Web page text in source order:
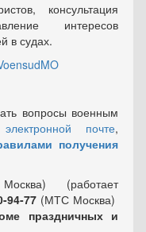
консультация
интересов
в судах.
вопросы военным
электронной почте,
получения
(работает
94-77 (МТС Москва)
праздничных и